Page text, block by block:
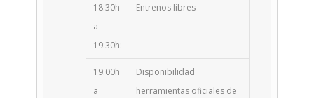
18:30h
a
19:30h:
Entrenos libres
19:00h
a
Disponibilidad
herramientas oficiales de